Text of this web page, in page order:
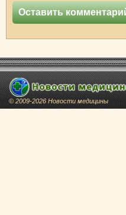
© 2009-2026 Новости медицины